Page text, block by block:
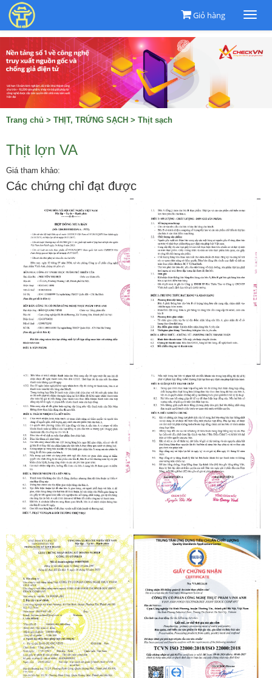
Giỏ hàng
Trang chủ > THỊT, TRỨNG SẠCH > Thịt sạch
Thịt lợn VA
Giá tham khảo:
Các chứng chỉ đạt được